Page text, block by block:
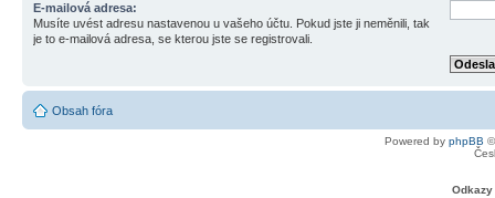
E-mailová adresa:
Musíte uvést adresu nastavenou u vašeho účtu. Pokud jste ji neměnili, tak
je to e-mailová adresa, se kterou jste se registrovali.
Obsah fóra
Powered by phpBB